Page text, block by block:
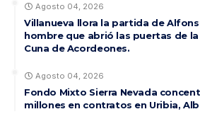
Agosto 04, 2026
Villanueva llora la partida de
hombre que abrió las puertas de
Cuna de Acordeones.
Agosto 04, 2026
Fondo Mixto Sierra Nevada
millones en contratos en Uribia,